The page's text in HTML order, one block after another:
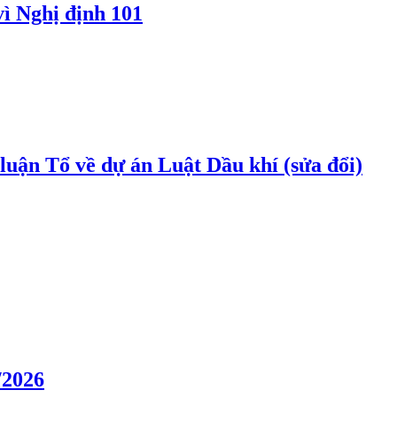
Nghị định 101
Tổ về dự án Luật Dầu khí (sửa đổi)